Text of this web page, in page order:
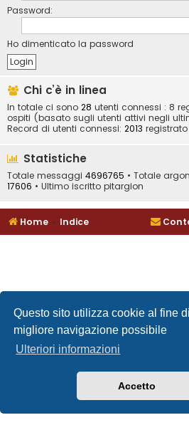
Questo sito utilizza cookie al fine
migliore navigazione possibile
Ulteriori informazioni
Accetto
Password:
Ho dimenticato la password
Chi c’è in linea
In totale ci sono 28 utenti connessi : 8
ospiti (basato sugli utenti attivi negli
Record di utenti connessi: 2013
Statistiche
Totale messaggi 4696765 • Totale
17606 • Ultimo iscritto pitargion
Home Indice